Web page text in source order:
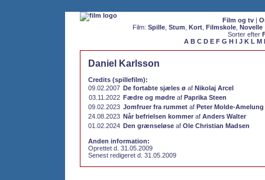
Film og tv|
Film: Spille, Stum Kort, Filmskole, Novelle
Sorter efter
A B C D E F G H I J K L M
Daniel Karlsson
Credits (spillefilm):
09.02.2007 De fortabte sjæles ø af Nikolaj Arcel
03.11.2022 Fædre og mødre af Paprika Steen
09.02.2023 Jomfruer fra rummet af Peter Molde-Amelung
24.08.2023 Når befrielsen kommer af Anders Walter
01.02.2024 Den grænseløse af Ole Christian Madsen
Anden information:
Oprettet d. 31.05.2009
Senest redigeret d. 31.05.2009